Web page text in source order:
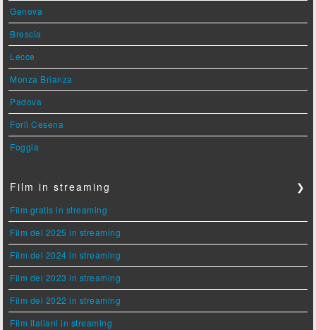
Genova
Brescia
Lecce
Monza Brianza
Padova
Forlì Cesena
Foggia
Film in streaming ❯
Film gratis in streaming
Film del 2025 in streaming
Film del 2024 in streaming
Film del 2023 in streaming
Film del 2022 in streaming
Film italiani in streaming